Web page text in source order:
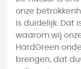
onze
is duidelijk. Dat
waarom wij
HardGreen
brengen, dat